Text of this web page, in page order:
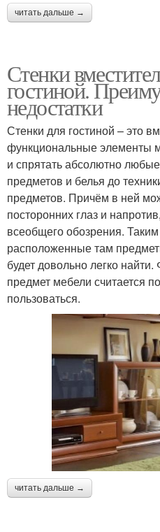
читать дальше →
Стенки
гостиной.
недостатки
Стенки для гостиной – это
функциональные элементы
и спрятать абсолютно
предметов и белья до
предметов. Причём в ней
посторонних глаз и
всеобщего обозрения.
расположенные там
будет довольно легко
предмет мебели считается
пользоваться.
читать дальше →